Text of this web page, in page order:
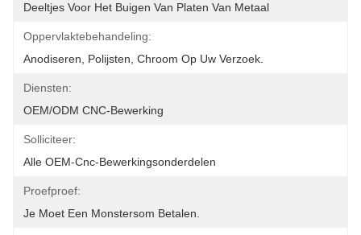
Deeltjes Voor Het Buigen Van Platen Van Metaal
Oppervlaktebehandeling:
Anodiseren, Polijsten, Chroom Op Uw Verzoek.
Diensten:
OEM/ODM CNC-Bewerking
Solliciteer:
Alle OEM-Cnc-Bewerkingsonderdelen
Proefproef:
Je Moet Een Monstersom Betalen.